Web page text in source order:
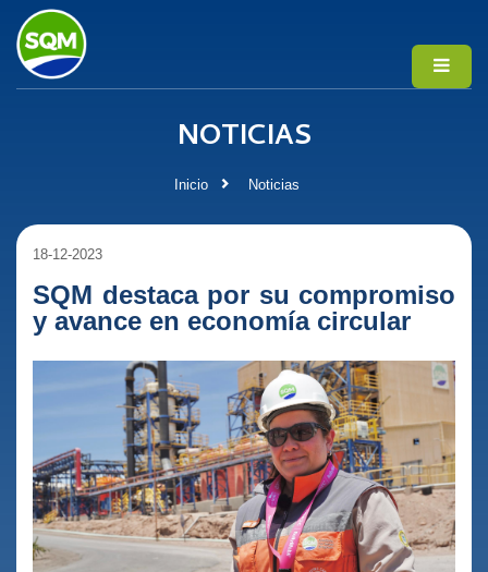
NOTICIAS
Inicio Noticias
18-12-2023
SQM destaca por su compromiso
y avance en economía circular